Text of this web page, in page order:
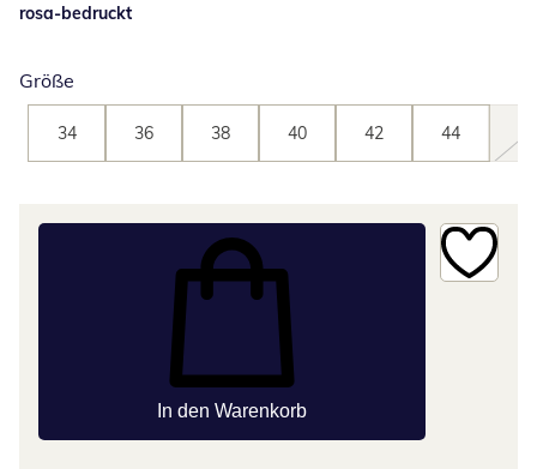
rosa-bedruckt
Größe
34 36 38 40 42 44
In den Warenkorb